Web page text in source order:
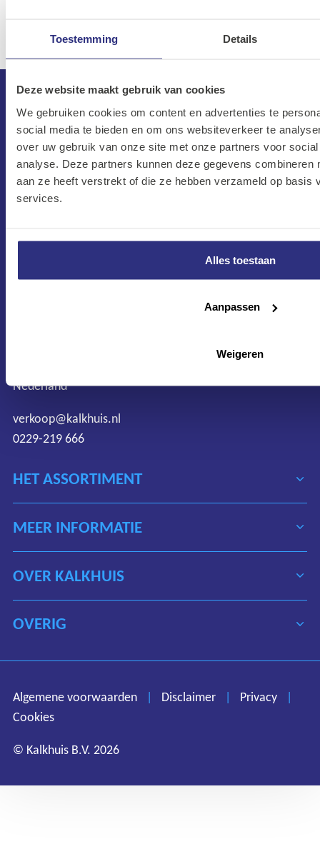
Toestemming Details
Deze website maakt gebruik van cookies
We gebruiken cookies om content en advertenties te
social media te bieden en om ons websiteverkeer te
over uw gebruik van onze site met onze partners voor
analyse. Deze partners kunnen deze gegevens combineren
aan ze heeft verstrekt of die ze hebben verzameld op basis
services.
Alles toestaan
Aanpassen
Weigeren
Disclaimer
Privacy
HET ASSORTIMENT
MEER INFORMATIE
OVER KALKHUIS
Nederland
verkoop@kalkhuis.nl
0229-219 666
OVERIG
Algemene voorwaarden | Disclaimer | Privacy
|
Cookies
© Kalkhuis B.V. 2026